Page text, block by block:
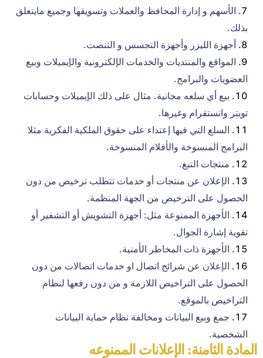
الأسهم و إدارة المحافظ والعملات وتسويقها وجميع مايتعلق
بذلك.
أجهزة الليزر وأجهزة التجسس و التنصت.
المواقع والمنتديات والخدمات الإلكترونية والإيميلات وبيع
العضويات والبرامج.
بيع أي سلعه مجانية. مثال على ذلك الإيميلات وحسابات
تويتر وانستقرام وغيرها.
السلع التي فيها إعتداء على حقوق الملكية الفكرية مثلا
البرامج المنسوخة والأفلام المنسوخة.
منتجات التبغ.
الإعلان عن منتجات أو خدمات تتطلب ترخيص من دون
الحصول على الترخيص من الجهة المنظمة.
الأجهزة الممنوعة مثل: أجهزة التشويش أو التشفير أو
تقوية إشارة الجوال.
الأجهزة ذات المخاطر الأمنية.
الإعلان عن شرائح اتصال او خدمات اتصالات من دون
الحصول على التراخيص اللازمة و من دون رفعها لنظام
التراخيص بالموقع.
جمع وبيع البيانات ومخالفة نظام حماية البيانات
الشخصية.
المادة الثامنة: الإعلانات الممنوعه